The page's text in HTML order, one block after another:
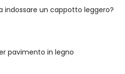
indossare un cappotto leggero?
pavimento in legno